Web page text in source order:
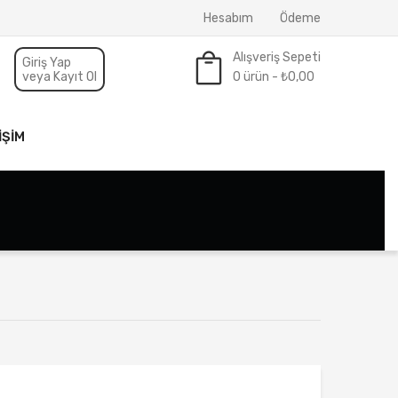
Hesabım Ödeme
Giriş Yap
veya Kayıt Ol
Alışveriş Sepeti
0 ürün - ₺0,00